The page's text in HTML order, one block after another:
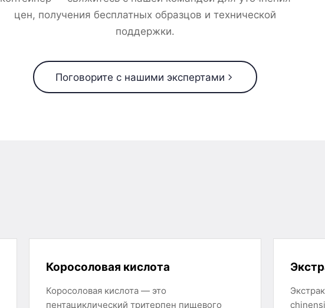
цен, получения бесплатных образцов и технической
поддержки.
Поговорите с нашими экспертами
Коросоловая кислота
Коросоловая кислота — это
пентациклический тритерпен пищевого